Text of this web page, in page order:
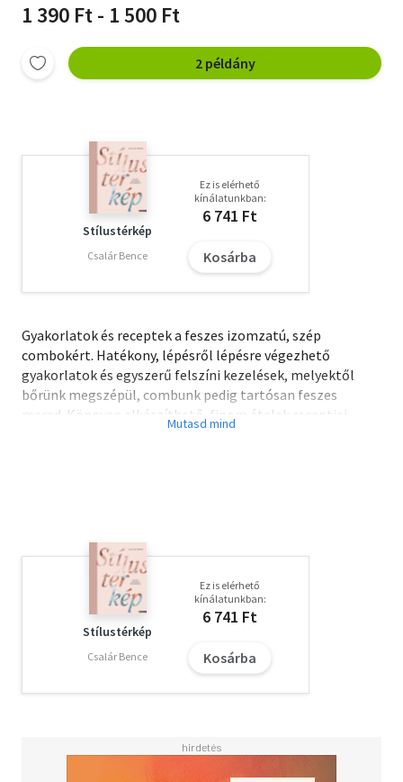
1 390 Ft - 1 500 Ft
2 példány
Stílustérkép
Csalár Bence
Ez is elérhető
kínálatunkban:
6 741 Ft
Kosárba
Gyakorlatok és receptek a feszes izomzatú, szép
combokért. Hatékony, lépésről lépésre végezhető
gyakorlatok és egyszerű felszíni kezelések, melyektől
bőrünk megszépül, combunk pedig tartósan feszes
marad. Könnyen elkészíthető, finom ételek receptjei,
kozmetikai cég tanácsadója.
Stílustérkép
Csalár Bence
Ez is elérhető
kínálatunkban:
6 741 Ft
Kosárba